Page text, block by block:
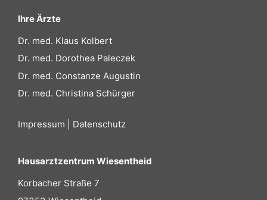
Ihre Ärzte
Dr. med. Klaus Kolbert
Dr. med. Dorothea Paleczek
Dr. med. Constanze Augustin
Dr. med. Christina Schürger
Impressum Datenschutz
Hausarztzentrum Wiesentheid
Korbacher Straße 7